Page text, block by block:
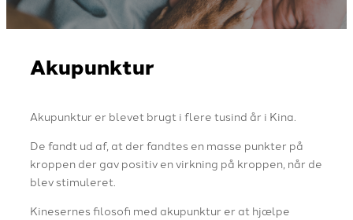
Akupunktur
Akupunktur er blevet brugt i flere tusind år i Kina.
De fandt ud af, at der fandtes en masse punkter på
kroppen der gav positiv en virkning på kroppen, når de
blev stimuleret.
Kinesernes filosofi med akupunktur er at hjælpe